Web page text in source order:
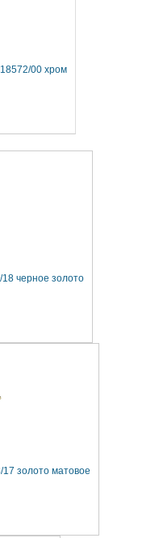
00 хром
черное золото
золото матовое